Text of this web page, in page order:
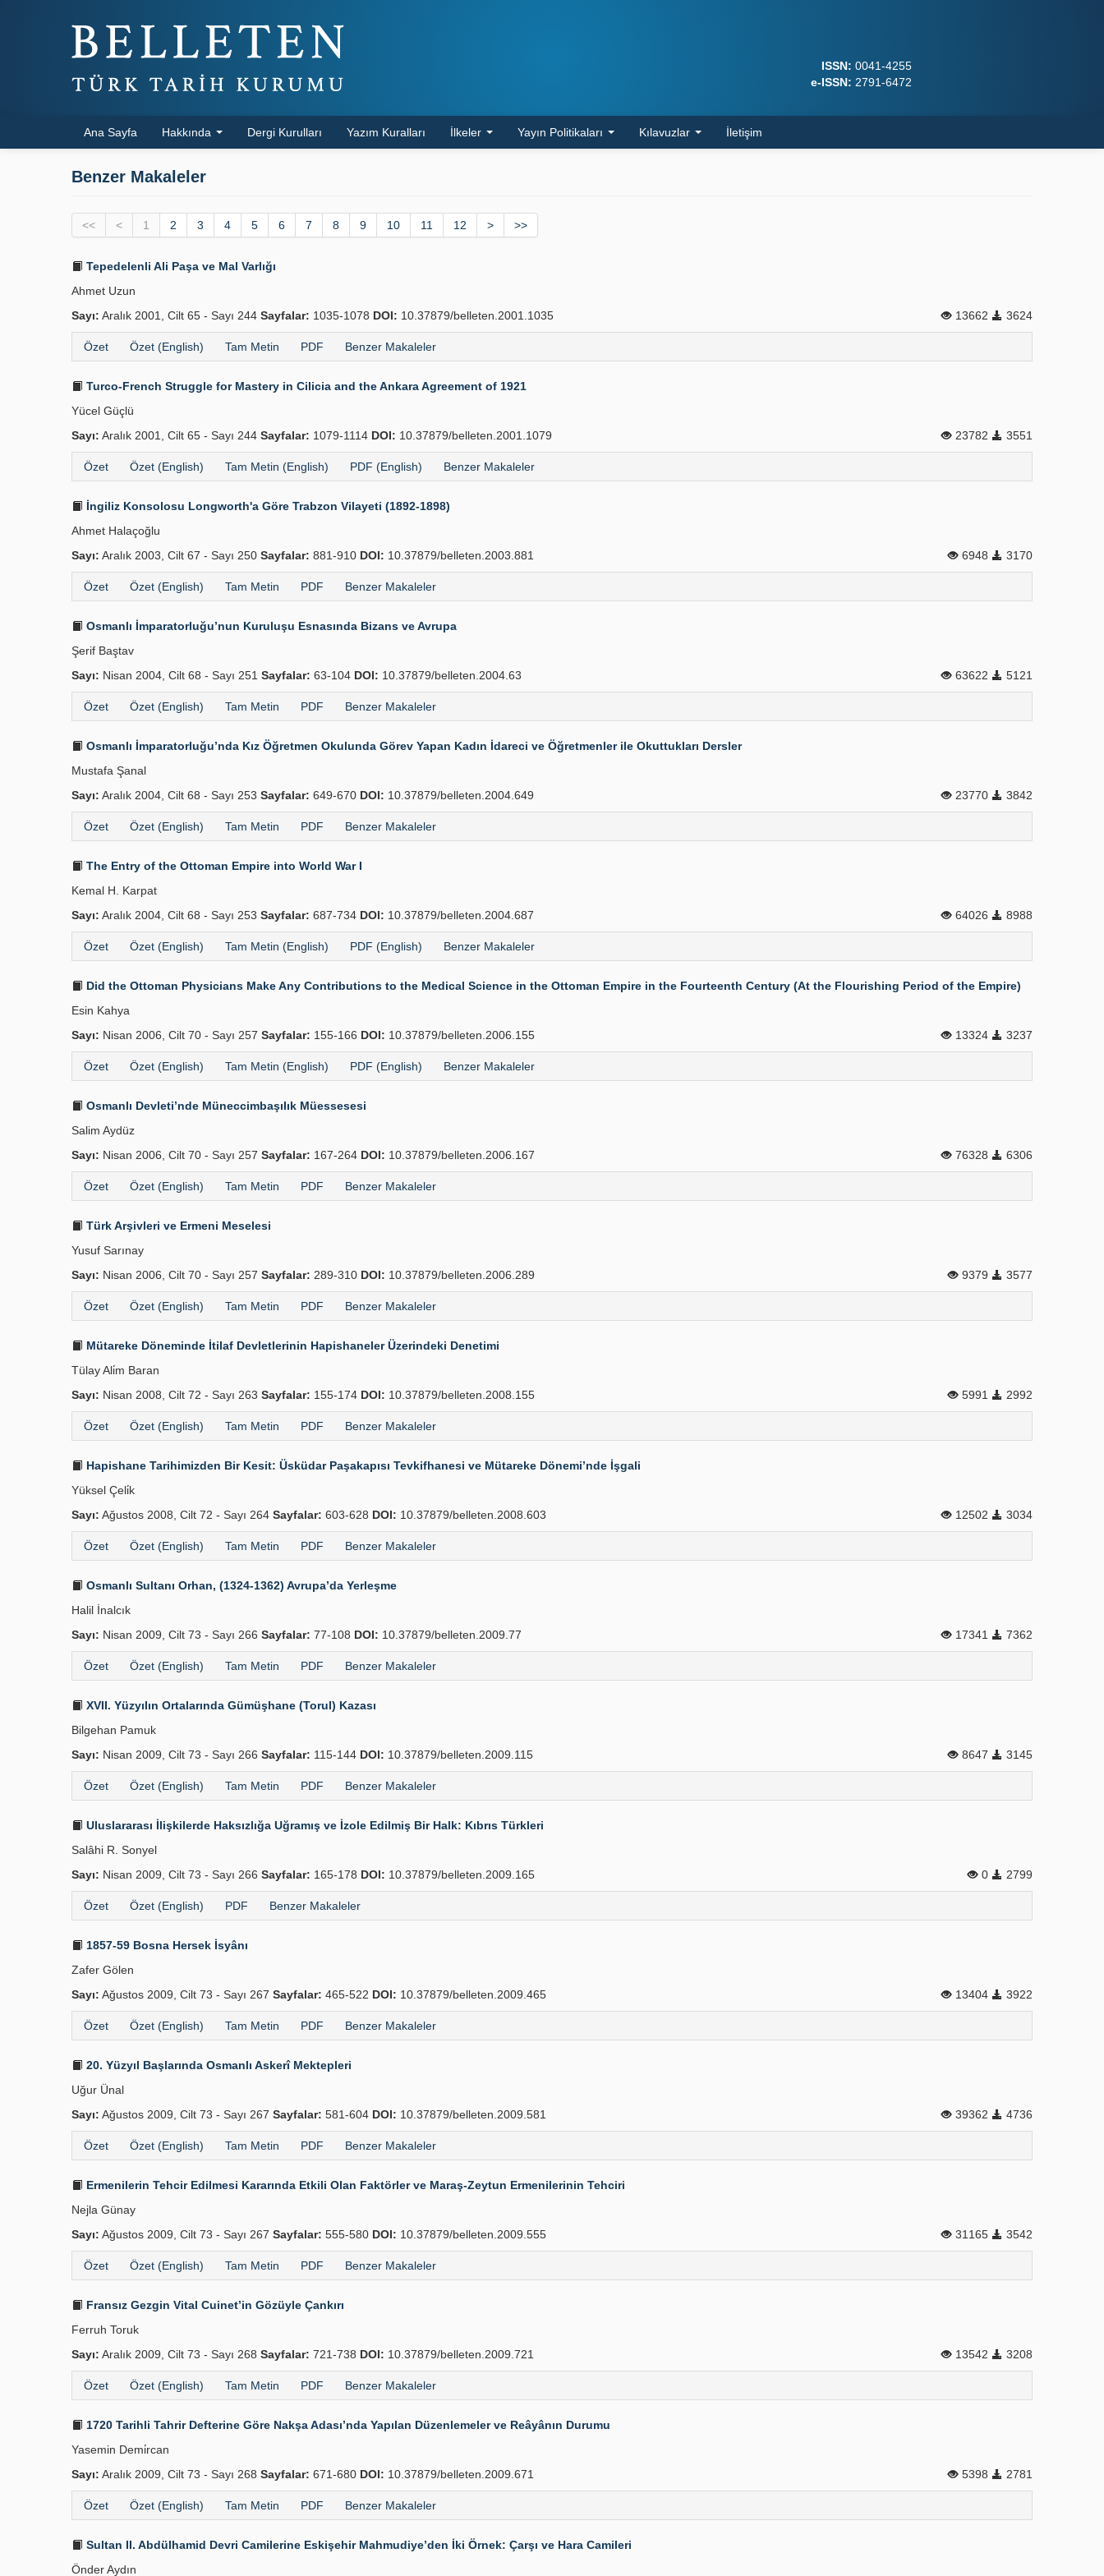
ISSN: 0041-4255
e-ISSN: 2791-6472
Ana Sayfa Hakkında Dergi Kurulları Yazım Kuralları İlkeler Yayın Politikaları Kılavuzlar İletişim
Benzer Makaleler
<< < 1 2 3 4 5 6 7 8 9 10 11 12 > >>
Tepedelenli Ali Paşa ve Mal Varlığı
Ahmet Uzun
Sayı: Aralık 2001, Cilt 65 - Sayı 244 Sayfalar: 1035-1078 DOI: 10.37879/belleten.2001.1035 13662 3624
Özet Özet (English) Tam Metin PDF Benzer Makaleler
Turco-French Struggle for Mastery in Cilicia and the Ankara Agreement of 1921
Yücel Güçlü
Sayı: Aralık 2001, Cilt 65 - Sayı 244 Sayfalar: 1079-1114 DOI: 10.37879/belleten.2001.1079 23782 3551
Özet Özet (English) Tam Metin (English) PDF (English) Benzer Makaleler
İngiliz Konsolosu Longworth'a Göre Trabzon Vilayeti (1892-1898)
Ahmet Halaçoğlu
Sayı: Aralık 2003, Cilt 67 - Sayı 250 Sayfalar: 881-910 DOI: 10.37879/belleten.2003.881 6948 3170
Özet Özet (English) Tam Metin PDF Benzer Makaleler
Osmanlı İmparatorluğu’nun Kuruluşu Esnasında Bizans ve Avrupa
Şerif Baştav
Sayı: Nisan 2004, Cilt 68 - Sayı 251 Sayfalar: 63-104 DOI: 10.37879/belleten.2004.63 63622 5121
Özet Özet (English) Tam Metin PDF Benzer Makaleler
Osmanlı İmparatorluğu’nda Kız Öğretmen Okulunda Görev Yapan Kadın İdareci ve Öğretmenler ile Okuttukları Dersler
Mustafa Şanal
Sayı: Aralık 2004, Cilt 68 - Sayı 253 Sayfalar: 649-670 DOI: 10.37879/belleten.2004.649 23770 3842
Özet Özet (English) Tam Metin PDF Benzer Makaleler
The Entry of the Ottoman Empire into World War I
Kemal H. Karpat
Sayı: Aralık 2004, Cilt 68 - Sayı 253 Sayfalar: 687-734 DOI: 10.37879/belleten.2004.687 64026 8988
Özet Özet (English) Tam Metin (English) PDF (English) Benzer Makaleler
Did the Ottoman Physicians Make Any Contributions to the Medical Science in the Ottoman Empire in the Fourteenth Century (At the Flourishing Period of the Empire)
Esin Kahya
Sayı: Nisan 2006, Cilt 70 - Sayı 257 Sayfalar: 155-166 DOI: 10.37879/belleten.2006.155 13324 3237
Özet Özet (English) Tam Metin (English) PDF (English) Benzer Makaleler
Osmanlı Devleti’nde Müneccimbaşılık Müessesesi
Salim Aydüz
Sayı: Nisan 2006, Cilt 70 - Sayı 257 Sayfalar: 167-264 DOI: 10.37879/belleten.2006.167 76328 6306
Özet Özet (English) Tam Metin PDF Benzer Makaleler
Türk Arşivleri ve Ermeni Meselesi
Yusuf Sarınay
Sayı: Nisan 2006, Cilt 70 - Sayı 257 Sayfalar: 289-310 DOI: 10.37879/belleten.2006.289 9379 3577
Özet Özet (English) Tam Metin PDF Benzer Makaleler
Mütareke Döneminde İtilaf Devletlerinin Hapishaneler Üzerindeki Denetimi
Tülay Ali̇m Baran
Sayı: Nisan 2008, Cilt 72 - Sayı 263 Sayfalar: 155-174 DOI: 10.37879/belleten.2008.155 5991 2992
Özet Özet (English) Tam Metin PDF Benzer Makaleler
Hapishane Tarihimizden Bir Kesit: Üsküdar Paşakapısı Tevkifhanesi ve Mütareke Dönemi’nde İşgali
Yüksel Çeli̇k
Sayı: Ağustos 2008, Cilt 72 - Sayı 264 Sayfalar: 603-628 DOI: 10.37879/belleten.2008.603 12502 3034
Özet Özet (English) Tam Metin PDF Benzer Makaleler
Osmanlı Sultanı Orhan, (1324-1362) Avrupa’da Yerleşme
Halil İnalcık
Sayı: Nisan 2009, Cilt 73 - Sayı 266 Sayfalar: 77-108 DOI: 10.37879/belleten.2009.77 17341 7362
Özet Özet (English) Tam Metin PDF Benzer Makaleler
XVII. Yüzyılın Ortalarında Gümüşhane (Torul) Kazası
Bilgehan Pamuk
Sayı: Nisan 2009, Cilt 73 - Sayı 266 Sayfalar: 115-144 DOI: 10.37879/belleten.2009.115 8647 3145
Özet Özet (English) Tam Metin PDF Benzer Makaleler
Uluslararası İlişkilerde Haksızlığa Uğramış ve İzole Edilmiş Bir Halk: Kıbrıs Türkleri
Salâhi R. Sonyel
Sayı: Nisan 2009, Cilt 73 - Sayı 266 Sayfalar: 165-178 DOI: 10.37879/belleten.2009.165 0 2799
Özet Özet (English) PDF Benzer Makaleler
1857-59 Bosna Hersek İsyânı
Zafer Gölen
Sayı: Ağustos 2009, Cilt 73 - Sayı 267 Sayfalar: 465-522 DOI: 10.37879/belleten.2009.465 13404 3922
Özet Özet (English) Tam Metin PDF Benzer Makaleler
20. Yüzyıl Başlarında Osmanlı Askerî Mektepleri
Uğur Ünal
Sayı: Ağustos 2009, Cilt 73 - Sayı 267 Sayfalar: 581-604 DOI: 10.37879/belleten.2009.581 39362 4736
Özet Özet (English) Tam Metin PDF Benzer Makaleler
Ermenilerin Tehcir Edilmesi Kararında Etkili Olan Faktörler ve Maraş-Zeytun Ermenilerinin Tehciri
Nejla Günay
Sayı: Ağustos 2009, Cilt 73 - Sayı 267 Sayfalar: 555-580 DOI: 10.37879/belleten.2009.555 31165 3542
Özet Özet (English) Tam Metin PDF Benzer Makaleler
Fransız Gezgin Vital Cuinet’in Gözüyle Çankırı
Ferruh Toruk
Sayı: Aralık 2009, Cilt 73 - Sayı 268 Sayfalar: 721-738 DOI: 10.37879/belleten.2009.721 13542 3208
Özet Özet (English) Tam Metin PDF Benzer Makaleler
1720 Tarihli Tahrir Defterine Göre Nakşa Adası’nda Yapılan Düzenlemeler ve Reâyânın Durumu
Yasemin Demi̇rcan
Sayı: Aralık 2009, Cilt 73 - Sayı 268 Sayfalar: 671-680 DOI: 10.37879/belleten.2009.671 5398 2781
Özet Özet (English) Tam Metin PDF Benzer Makaleler
Sultan II. Abdülhamid Devri Camilerine Eskişehir Mahmudiye’den İki Örnek: Çarşı ve Hara Camileri
Önder Aydın